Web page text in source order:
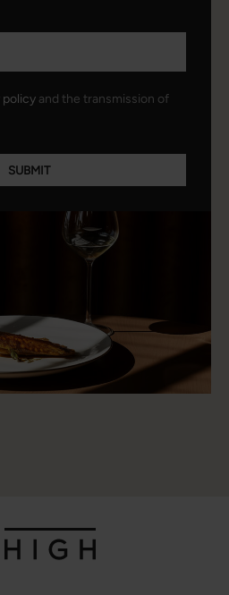
policy and the transmission of
SUBMIT